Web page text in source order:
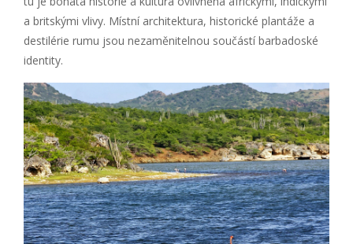
a britskými vlivy. Místní architektura, historické plantáže a
destilérie rumu jsou nezaměnitelnou součástí barbadoské
identity.